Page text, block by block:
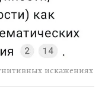
искажениях